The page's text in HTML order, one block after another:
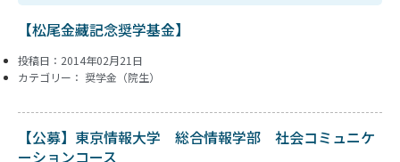
【松尾金藏記念奨学基金】
投稿日：2014年02月21日
カテゴリー： 奨学金（院生）
【公募】東京情報大学 総合情報学部 社会コミュニケ
ーションコース